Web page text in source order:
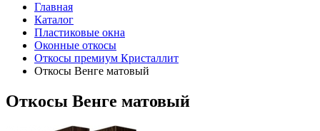
Главная
Каталог
Пластиковые окна
Оконные откосы
Откосы премиум Кристаллит
Откосы Венге матовый
Откосы Венге матовый